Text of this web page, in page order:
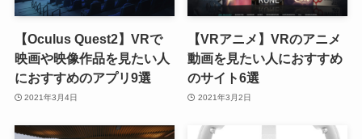
【Oculus Quest2】VRで
映画や映像作品を見たい人
におすすめのアプリ9選
2021年3月4日
【VRアニメ】VRのアニメ
動画を見たい人におすすめ
のサイト6選
2021年3月2日